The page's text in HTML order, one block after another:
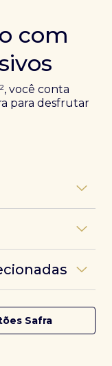
com
você conta
para desfrutar
únicos, como
no cartão e
salas VIP Dragon
Safra